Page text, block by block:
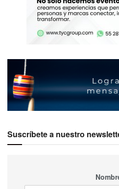
Suscríbete a nuestro